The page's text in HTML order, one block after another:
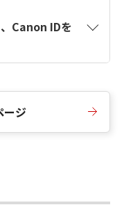
Canon IDを
ージ